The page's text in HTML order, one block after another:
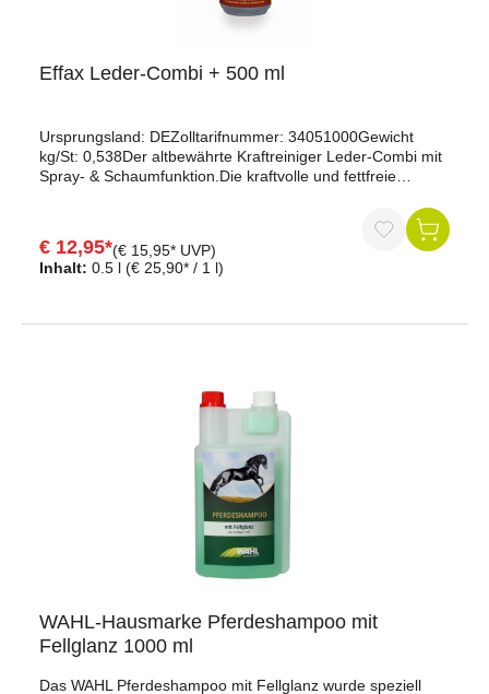
Effax Leder-Combi + 500 ml
Ursprungsland: DEZolltarifnummer: 34051000Gewicht
kg/St: 0,538Der altbewährte Kraftreiniger Leder-Combi mit
Spray- & Schaumfunktion.Die kraftvolle und fettfreie
Schimmelfrei-Formel den Befall des Leders durch
Schimmel und Pilze. Dabei erhält es die natürlichen
Inhalt: 0.5 l (€ 25,90* / 1 l)
€ 12,95*(€ 15,95* UVP)
WAHL-Hausmarke Pferdeshampoo mit
Fellglanz 1000 ml
Das WAHL Pferdeshampoo mit Fellglanz wurde speziell